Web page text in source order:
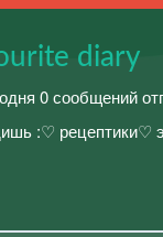
diary
0 сообщений
:♡ рецептики♡